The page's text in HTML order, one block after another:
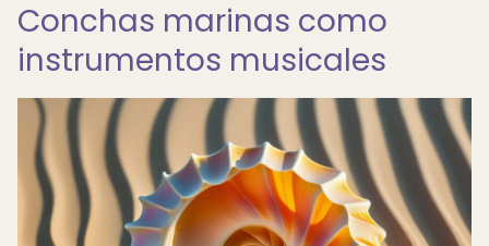
Conchas marinas como
instrumentos musicales